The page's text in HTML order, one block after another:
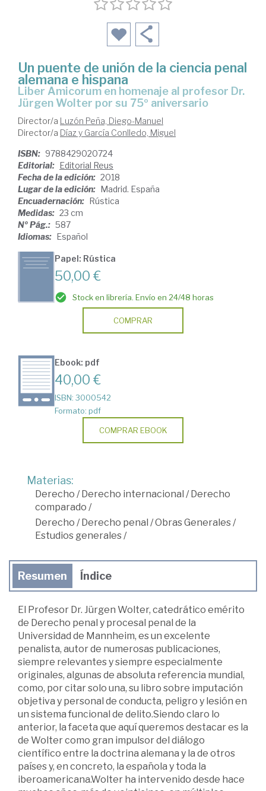
Un puente de unión de la ciencia penal
alemana e hispana
Liber Amicorum en homenaje al profesor Dr.
Jürgen Wolter por su 75º aniversario
Director/a Luzón Peña, Diego-Manuel
Director/a Díaz y García Conlledo, Miguel
ISBN: 9788429020724
Editorial: Editorial Reus
Fecha de la edición: 2018
Lugar de la edición: Madrid. España
Encuadernación: Rústica
Medidas: 23 cm
Nº Pág.: 587
Idiomas: Español
Papel: Rústica
50,00 €
Stock en librería. Envío en 24/48 horas
COMPRAR
Ebook: pdf
40,00 €
ISBN: 3000542
Formato: pdf
COMPRAR EBOOK
Materias:
Derecho /Derecho internacional /Derecho
comparado /
Derecho /Derecho penal /Obras Generales/
Estudios generales/
Resumen Índice
El Profesor Dr. Jürgen Wolter, catedrático emérito
de Derecho penal y procesal penal de la
Universidad de Mannheim, es un excelente
penalista, autor de numerosas publicaciones,
siempre relevantes y siempre especialmente
originales, algunas de absoluta referencia mundial,
como, por citar solo una, su libro sobre imputación
objetiva y personal de conducta, peligro y lesión en
un sistema funcional de delito.Siendo claro lo
anterior, la faceta que aquí queremos destacar es la
de Wolter como gran impulsor del diálogo
científico entre la doctrina alemana y la de otros
países y, en concreto, la española y toda la
iberoamericana.Wolter ha intervenido desde hace